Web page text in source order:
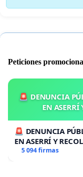
Peticiones
🚨 DENUNCIA
EN ASERRÍ
🚨 DENUNCIA
EN ASERRÍ Y
5 094 firmas